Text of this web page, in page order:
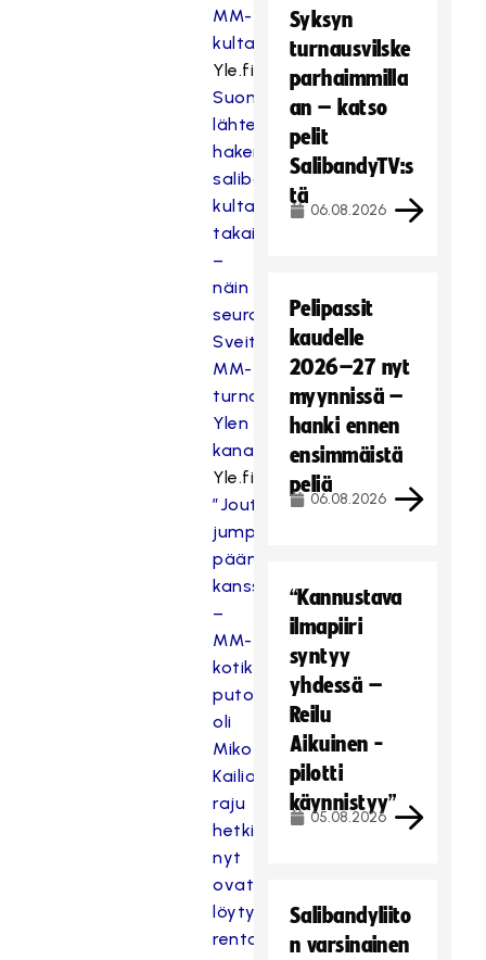
MM-
kultaa
Yle.fi:
Suomi
lähtee
hakemaan
salibandyn
kultapokaalia
takaisin
–
näin
seuraat
Sveitsin
MM-
turnausta
Ylen
kanavilla
Yle.fi:
”Joutui
jumppaamaan
päänupin
kanssa”
–
MM-
kotikisoista
putoaminen
oli
Miko
Kailialalle
raju
hetki,
nyt
ovat
löytyneet
rentous
Syksyn
turnausvilske
parhaimmilla
an – katso
pelit
SalibandyTV:s
tä
06.08.2026
Pelipassit
kaudelle
2026–27 nyt
myynnissä –
hanki ennen
ensimmäistä
peliä
06.08.2026
“Kannustava
ilmapiiri
syntyy
yhdessä –
Reilu
Aikuinen -
pilotti
käynnistyy”
05.08.2026
Salibandyliito
n varsinainen